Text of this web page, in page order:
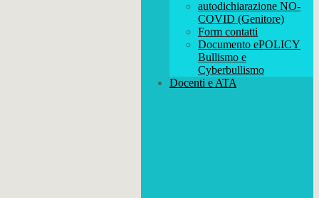
autodichiarazione NO-
COVID (Genitore)
Form contatti
Documento ePOLICY
Bullismo e
Cyberbullismo
Docenti e ATA